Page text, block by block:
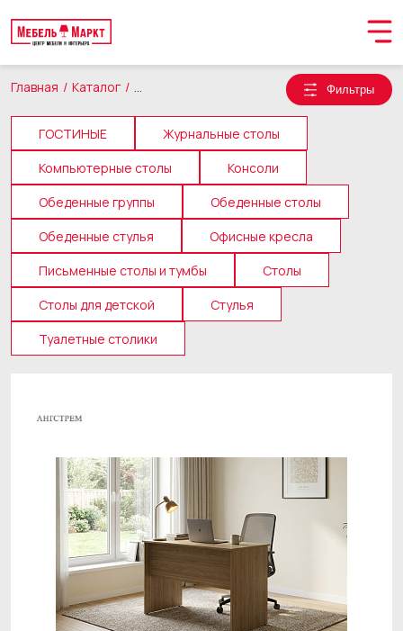
Главная Каталог Столы и стулья Фильтры
ГОСТИНЫЕ
Журнальные столы
Компьютерные столы
Консоли
Обеденные группы
Обеденные столы
Обеденные стулья
Офисные кресла
Письменные столы и тумбы
Столы
Столы для детской
Стулья
Туалетные столикиОбращение принято